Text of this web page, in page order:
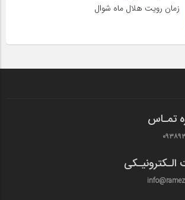
زمان رویت هلال ماه شوال
تمـاس